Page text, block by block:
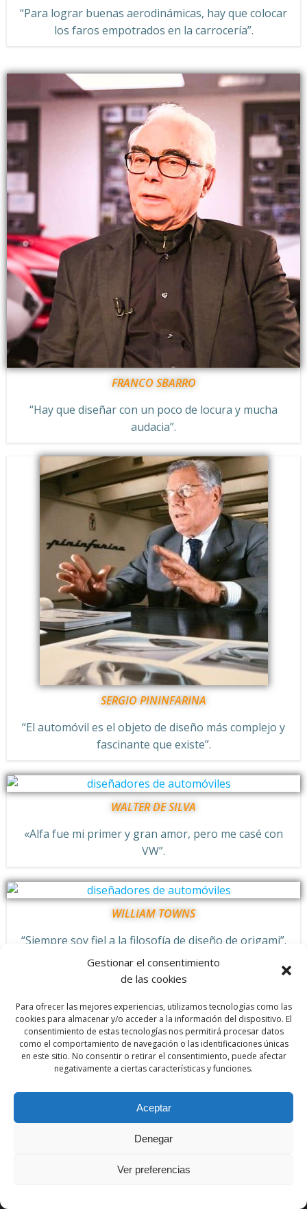
Gestionar el consentimiento
de las cookies
Para ofrecer las mejores experiencias, utilizamos tecnologías como las
cookies para almacenar y/o acceder a la información del dispositivo. El
consentimiento de estas tecnologías nos permitirá procesar datos
como el comportamiento de navegación o las identificaciones únicas
en este sitio. No consentir o retirar el consentimiento, puede afectar
negativamente a ciertas características y funciones.
Aceptar
Denegar
Ver preferencias
“Para lograr buenas aerodinámicas, hay que colocar
los faros empotrados en la carrocería”.
FRANCO SBARRO
“Hay que diseñar con un poco de locura y mucha
audacia”.
SERGIO PININFARINA
“El automóvil es el objeto de diseño más complejo y
fascinante que existe”.
WALTER DE SILVA
«Alfa fue mi primer y gran amor, pero me casé con
VW”.
WILLIAM TOWNS
“Siempre soy fiel a la filosofía de diseño de origami”.
Galería diseñadores de
automóviles